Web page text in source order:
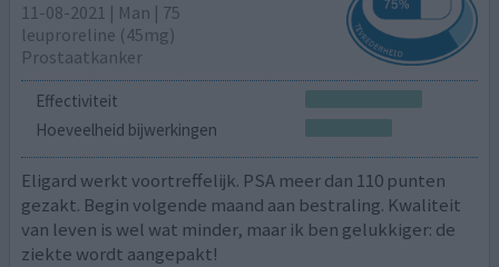
11-08-2021 | Man | 75
leuproreline (45mg)
Prostaatkanker
Effectiviteit
Hoeveelheid bijwerkingen
Eligard werkt voortreffelijk. PSA meer dan 110 punten
gezakt. Begin volgende maand aan bestraling. Kwaliteit
van leven is wel wat minder, maar ik ben gelukkiger: de
ziekte wordt aangepakt!